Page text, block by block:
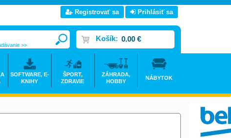
Registrovať sa Prihlásiť sa
Košík: 0.00 €
>>
SOFTWARE, E-
KNIHY
ŠPORT,
ZDRAVIE
ZÁHRADA,
HOBBY
NÁBYTOK